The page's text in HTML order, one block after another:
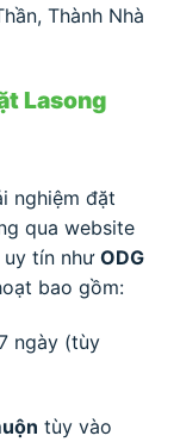
Thành Nhà
Lasong
nghiệm đặt
qua website
tín như ODG
bao gồm:
ngày (tùy
tùy vào